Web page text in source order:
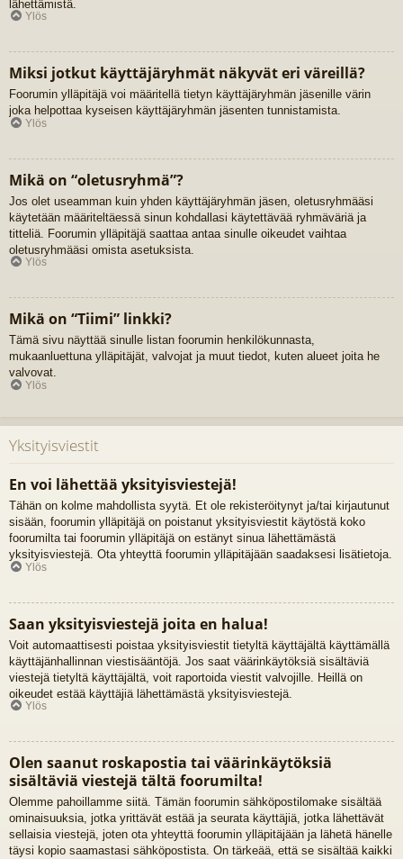
lähettämistä.
Ylös
Miksi jotkut käyttäjäryhmät näkyvät eri väreillä?
Foorumin ylläpitäjä voi määritellä tietyn käyttäjäryhmän jäsenille värin
joka helpottaa kyseisen käyttäjäryhmän jäsenten tunnistamista.
Ylös
Mikä on “oletusryhmä”?
Jos olet useamman kuin yhden käyttäjäryhmän jäsen, oletusryhmääsi
käytetään määriteltäessä sinun kohdallasi käytettävää ryhmäväriä ja
titteliä. Foorumin ylläpitäjä saattaa antaa sinulle oikeudet vaihtaa
oletusryhmääsi omista asetuksista.
Ylös
Mikä on “Tiimi” linkki?
Tämä sivu näyttää sinulle listan foorumin henkilökunnasta,
mukaanluettuna ylläpitäjät, valvojat ja muut tiedot, kuten alueet joita he
valvovat.
Ylös
Yksityisviestit
En voi lähettää yksityisviestejä!
Tähän on kolme mahdollista syytä. Et ole rekisteröitynyt ja/tai kirjautunut
sisään, foorumin ylläpitäjä on poistanut yksityisviestit käytöstä koko
foorumilta tai foorumin ylläpitäjä on estänyt sinua lähettämästä
yksityisviestejä. Ota yhteyttä foorumin ylläpitäjään saadaksesi lisätietoja.
Ylös
Saan yksityisviestejä joita en halua!
Voit automaattisesti poistaa yksityisviestit tietyltä käyttäjältä käyttämällä
käyttäjänhallinnan viestisääntöjä. Jos saat väärinkäytöksiä sisältäviä
viestejä tietyltä käyttäjältä, voit raportoida viestit valvojille. Heillä on
oikeudet estää käyttäjiä lähettämästä yksityisviestejä.
Ylös
Olen saanut roskapostia tai väärinkäytöksiä
sisältäviä viestejä tältä foorumilta!
Olemme pahoillamme siitä. Tämän foorumin sähköpostilomake sisältää
ominaisuuksia, jotka yrittävät estää ja seurata käyttäjiä, jotka lähettävät
sellaisia viestejä, joten ota yhteyttä foorumin ylläpitäjään ja lähetä hänelle
täysi kopio saamastasi sähköpostista. On tärkeää, että se sisältää kaikki